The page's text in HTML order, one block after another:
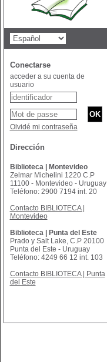
Conectarse
acceder a su cuenta de
usuario
Olvidé mi contraseña
Dirección
Biblioteca | Montevideo
Zelmar Michelini 1220 C.P
11100 - Montevideo - Uruguay
Teléfono: 2900 7194 int. 20
Contacto BIBLIOTECA |
Montevideo
Biblioteca | Punta del Este
Prado y Salt Lake, C.P 20100
Punta del Este - Uruguay
Teléfono: 4249 66 12 int. 103
Contacto BIBLIOTECA | Punta
del Este